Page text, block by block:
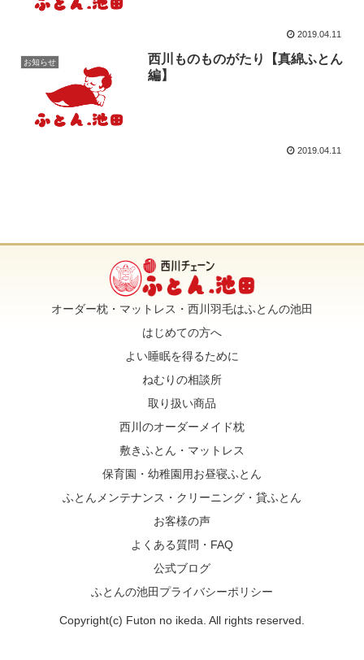
2019.04.11
お知らせ
西川ものものがたり【真綿ふとん
編】
2019.04.11
オーダー枕・マットレス・西川羽毛はふとんの池田
はじめての方へ
よい睡眠を得るために
ねむりの相談所
取り扱い商品
西川のオーダーメイド枕
敷きふとん・マットレス
保育園・幼稚園用お昼寝ふとん
ふとんメンテナンス・クリーニング・貸ふとん
お客様の声
よくある質問・FAQ
公式ブログ
ふとんの池田プライバシーポリシー
Copyright(c) Futon no ikeda. All rights reserved.